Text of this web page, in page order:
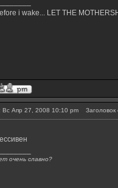
i wake... LET THE
Вс Апр 27, 2008 10:10 pm Заголовок
очень славно?